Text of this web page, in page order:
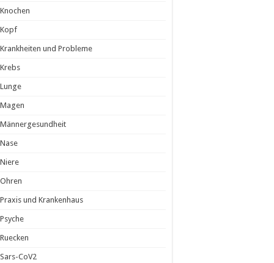
Knochen
Kopf
Krankheiten und Probleme
Krebs
Lunge
Magen
Männergesundheit
Nase
Niere
Ohren
Praxis und Krankenhaus
Psyche
Ruecken
Sars-CoV2